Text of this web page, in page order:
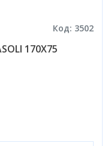
Код: 3502
170X75